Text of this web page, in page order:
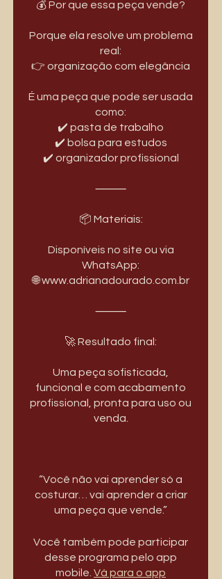
💰 Por que essa peça vende?
Porque ela resolve um problema
real:
👉 organização com elegância
É uma peça que pode ser usada
como:
✔️ pasta de trabalho
✔️ bolsa para estudos
✔️ organizador profissional
⸻
📦 Materiais:
Disponíveis no site ou via
WhatsApp:
🌐 www.adrianadourado.com.br
⸻
🚀 Resultado final:
Uma peça sofisticada,
funcional e com acabamento
profissional, pronta para uso ou
venda.
“Você não vai aprender só a
costurar… vai aprender a criar
Você também pode participar
desse programa pelo app
mobile. Vá para o app